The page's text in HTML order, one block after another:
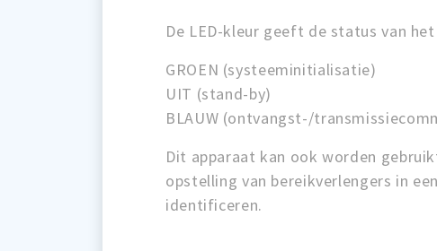
De LED-kleur geeft de status van
GROEN (systeeminitialisatie)
UIT (stand-by)
BLAUW (ontvangst-/
Dit apparaat kan ook worden
opstelling van bereikverlengers in
identificeren.